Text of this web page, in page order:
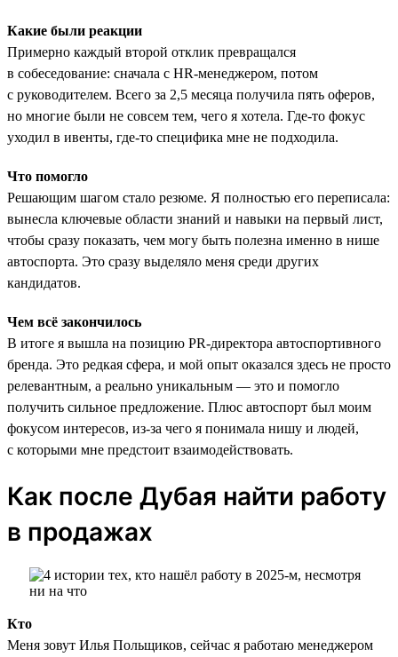
Какие были реакции
Примерно каждый второй отклик превращался
в собеседование: сначала с HR-менеджером, потом
с руководителем. Всего за 2,5 месяца получила пять оферов,
но многие были не совсем тем, чего я хотела. Где-то фокус
уходил в ивенты, где-то специфика мне не подходила.
Что помогло
Решающим шагом стало резюме. Я полностью его переписала:
вынесла ключевые области знаний и навыки на первый лист,
чтобы сразу показать, чем могу быть полезна именно в нише
автоспорта. Это сразу выделяло меня среди других
кандидатов.
Чем всё закончилось
В итоге я вышла на позицию PR-директора автоспортивного
бренда. Это редкая сфера, и мой опыт оказался здесь не просто
релевантным, а реально уникальным — это и помогло
получить сильное предложение. Плюс автоспорт был моим
фокусом интересов, из-за чего я понимала нишу и людей,
с которыми мне предстоит взаимодействовать.
Как после Дубая найти работу
в продажах
Кто
Меня зовут Илья Польщиков, сейчас я работаю менеджером